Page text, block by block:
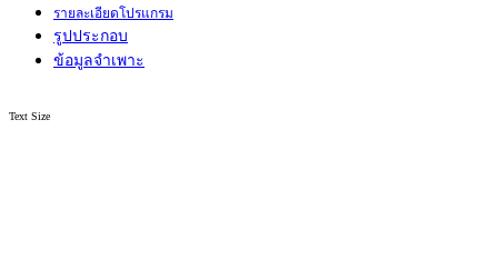
รายละเอียดโปรแกรม
รูปประกอบ
ข้อมูลจำเพาะ
Text Size